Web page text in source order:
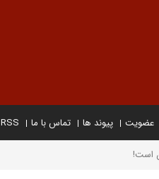
عضویت پیوند ها تماس با ما RSS
است!